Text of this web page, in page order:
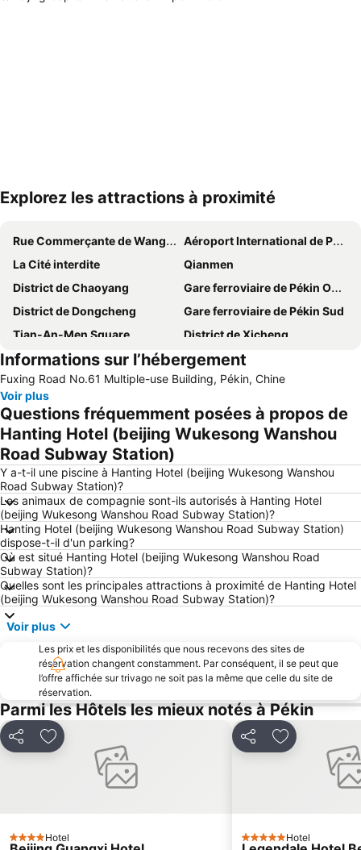
Explorez les attractions à proximité
Rue Commerçante de Wangfujing
Aéroport International de Pékin
La Cité interdite
Qianmen
District de Chaoyang
Gare ferroviaire de Pékin Ouest
District de Dongcheng
Gare ferroviaire de Pékin Sud
Tian-An-Men Square
District de Xicheng
Hard Rock Cafe
Gare de Pékin Sud
Lotus Lane
District de Haidian
Aéroport international de Pékin-Daxing
Subway Beijing
La muraille de Chine
Stade National de Pékin
La Grande Muraille de Chine - Site de Jinshanling
Marché de la soie
Grand Théâtre National de Chine
Xidan
Beijing Zoo
La Grande Muraille de Chine à Simatai
Tian Tan - Temple du Paradis
Niujie Mosque
Jardin Botanique de Pékin
Beijing Zoo
The Spring Festival
Mutianyu Section of the Great Wall
Lac Qianhai
Zhoukoudian Site de l'Homme de Pékin
Informations sur l’hébergement
Fuxing Road No.61 Multiple-use Building, Pékin, Chine
Voir plus
Questions fréquemment posées à propos de
Hanting Hotel (beijing Wukesong Wanshou
Road Subway Station)
Y a-t-il une piscine à Hanting Hotel (beijing Wukesong Wanshou
Road Subway Station)?
Les animaux de compagnie sont-ils autorisés à Hanting Hotel
(beijing Wukesong Wanshou Road Subway Station)?
Hanting Hotel (beijing Wukesong Wanshou Road Subway Station)
dispose-t-il d'un parking?
Où est situé Hanting Hotel (beijing Wukesong Wanshou Road
Subway Station)?
Quelles sont les principales attractions à proximité de Hanting Hotel
(beijing Wukesong Wanshou Road Subway Station)?
Voir plus
Les prix et les disponibilités que nous recevons des sites de
réservation changent constamment. Par conséquent, il se peut que
l’offre affichée sur trivago ne soit pas la même que celle du site de
réservation.
Parmi les Hôtels les mieux notés à Pékin
PartagerAjouter à mes favoris
4 ÉtoilesHotel
PartagerAjouter à
5 ÉtoilesHotel